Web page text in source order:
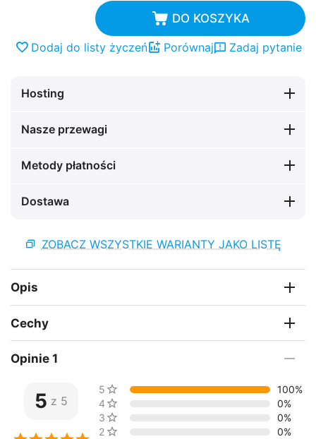
DO KOSZYKA
Dodaj do listy życzeń Porównaj Zadaj pytanie
Hosting
Nasze przewagi
Metody płatności
Dostawa
ZOBACZ WSZYSTKIE WARIANTY JAKO LISTĘ
Opis
Cechy
Opinie 1
5 z 5
5 gwiazdki
100%
4 gwiazdek
0%
3 gwiazdek
0%
2 gwiazdek
0%